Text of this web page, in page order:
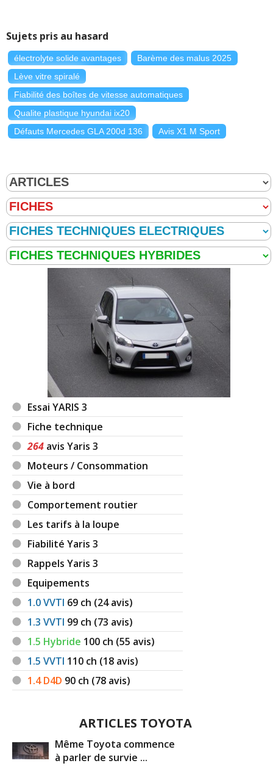
Sujets pris au hasard
électrolyte solide avantages
Barème des malus 2025
Lève vitre spiralé
Fiabilité des boîtes de vitesse automatiques
Qualite plastique hyundai ix20
Défauts Mercedes GLA 200d 136
Avis X1 M Sport
Essai YARIS 3
Fiche technique
264 avis Yaris 3
Moteurs / Consommation
Vie à bord
Comportement routier
Les tarifs à la loupe
Fiabilité Yaris 3
Rappels Yaris 3
Equipements
1.0 VVTI 69 ch (24 avis)
1.3 VVTI 99 ch (73 avis)
1.5 Hybride 100 ch (55 avis)
1.5 VVTI 110 ch (18 avis)
1.4 D4D 90 ch (78 avis)
ARTICLES TOYOTA
Même Toyota commence
à parler de survie ...